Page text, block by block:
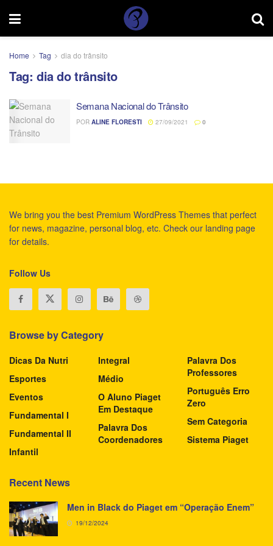
Home Tag dia do trânsito
Tag: dia do trânsito
Semana Nacional do Trânsito
POR ALINE FLORESTI 27/09/2021 0
We bring you the best Premium WordPress Themes that perfect
for news, magazine, personal blog, etc. Check our landing page
for details.
Follow Us
Browse by Category
Dicas Da Nutri
Esportes
Eventos
Fundamental I
Fundamental II
Infantil
Integral
Médio
O Aluno Piaget
Em Destaque
Palavra Dos
Coordenadores
Palavra Dos
Professores
Português Erro
Zero
Sem Categoria
Sistema Piaget
Recent News
Men in Black do Piaget em “Operação Enem”
19/12/2024